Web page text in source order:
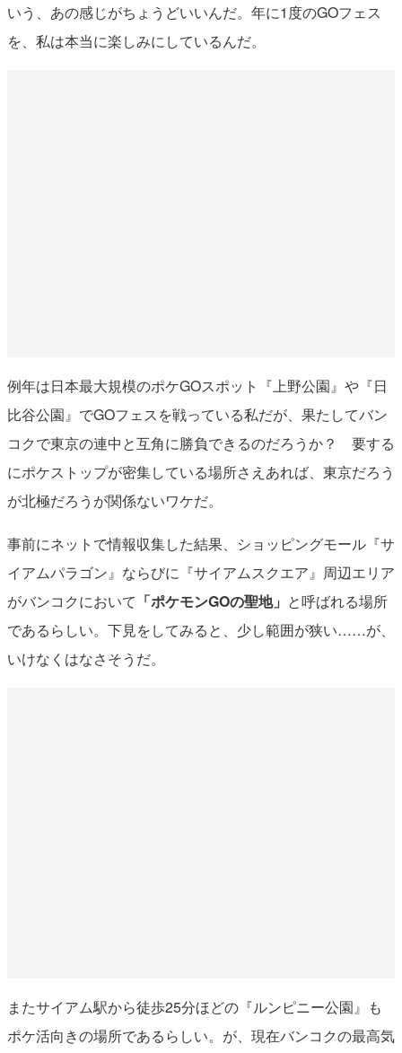
いう、あの感じがちょうどいいんだ。年に1度のGOフェス
を、私は本当に楽しみにしているんだ。
例年は日本最大規模のポケGOスポット『上野公園』や『日
比谷公園』でGOフェスを戦っている私だが、果たしてバン
コクで東京の連中と互角に勝負できるのだろうか？ 要する
にポケストップが密集している場所さえあれば、東京だろう
が北極だろうが関係ないワケだ。
事前にネットで情報収集した結果、ショッピングモール『サ
イアムパラゴン』ならびに『サイアムスクエア』周辺エリア
がバンコクにおいて 「ポケモンGOの聖地」 と呼ばれる場所
であるらしい。下見をしてみると、少し範囲が狭い……が、
いけなくはなさそうだ。
またサイアム駅から徒歩25分ほどの『ルンピニー公園』も
ポケ活向きの場所であるらしい。が、現在バンコクの最高気